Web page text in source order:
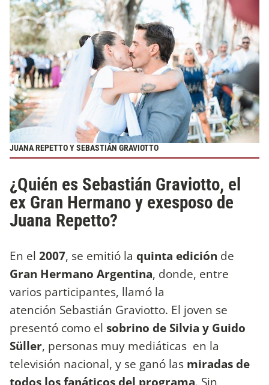
JUANA REPETTO Y SEBASTIÁN GRAVIOTTO
¿Quién es Sebastián Graviotto, el
ex Gran Hermano y exesposo de
Juana Repetto?
En el 2007, se emitió la quinta edición de
Gran Hermano Argentina, donde, entre
varios participantes, llamó la
atención Sebastián Graviotto. El joven se
presentó como el sobrino de Silvia y Guido
Süller, personas muy mediáticas en la
televisión nacional, y se ganó las miradas de